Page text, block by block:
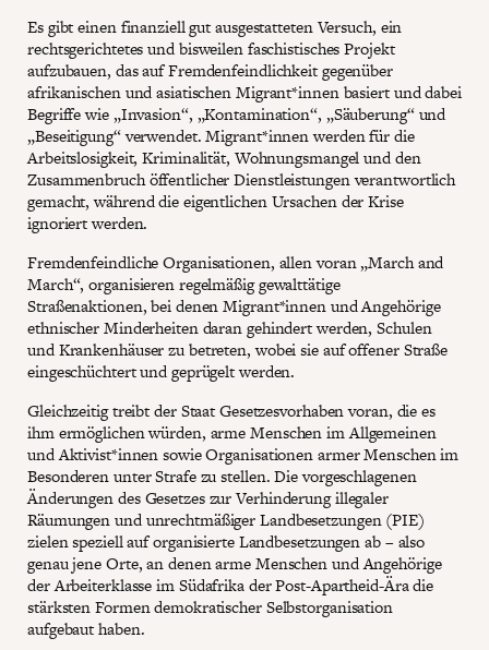
Es gibt einen finanziell gut ausgestatteten Versuch, ein
rechtsgerichtetes und bisweilen faschistisches Projekt
aufzubauen, das auf Fremdenfeindlichkeit gegenüber
afrikanischen und asiatischen Migrant*innen basiert und dabei
Begriffe wie „Invasion“, „Kontamination“, „Säuberung“ und
„Beseitigung“ verwendet. Migrant*innen werden für die
Arbeitslosigkeit, Kriminalität, Wohnungsmangel und den
Zusammenbruch öffentlicher Dienstleistungen verantwortlich
gemacht, während die eigentlichen Ursachen der Krise
ignoriert werden.
Fremdenfeindliche Organisationen, allen voran „March and
March“, organisieren regelmäßig gewalttätige
Straßenaktionen, bei denen Migrant*innen und Angehörige
ethnischer Minderheiten daran gehindert werden, Schulen
und Krankenhäuser zu betreten, wobei sie auf offener Straße
eingeschüchtert und geprügelt werden.
Gleichzeitig treibt der Staat Gesetzesvorhaben voran, die es
ihm ermöglichen würden, arme Menschen im Allgemeinen
und Aktivist*innen sowie Organisationen armer Menschen im
Besonderen unter Strafe zu stellen. Die vorgeschlagenen
Änderungen des Gesetzes zur Verhinderung illegaler
Räumungen und unrechtmäßiger Landbesetzungen (PIE)
zielen speziell auf organisierte Landbesetzungen ab – also
genau jene Orte, an denen arme Menschen und Angehörige
der Arbeiterklasse im Südafrika der Post-Apartheid-Ära die
stärksten Formen demokratischer Selbstorganisation
aufgebaut haben.